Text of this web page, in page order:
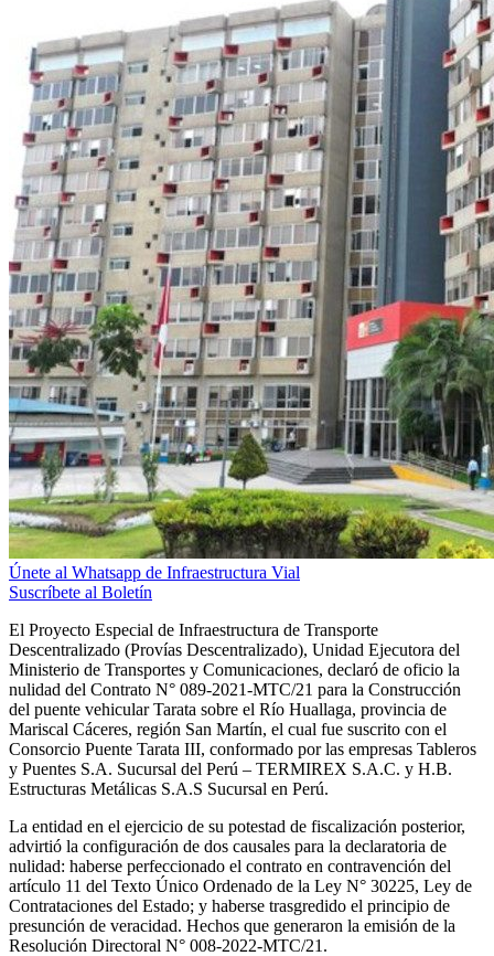
Únete al Whatsapp de Infraestructura Vial
Suscríbete al Boletín
El Proyecto Especial de Infraestructura de Transporte
Descentralizado (Provías Descentralizado), Unidad Ejecutora del
Ministerio de Transportes y Comunicaciones, declaró de oficio la
nulidad del Contrato N° 089-2021-MTC/21 para la Construcción
del puente vehicular Tarata sobre el Río Huallaga, provincia de
Mariscal Cáceres, región San Martín, el cual fue suscrito con el
Consorcio Puente Tarata III, conformado por las empresas Tableros
y Puentes S.A. Sucursal del Perú – TERMIREX S.A.C. y H.B.
Estructuras Metálicas S.A.S Sucursal en Perú.
La entidad en el ejercicio de su potestad de fiscalización posterior,
advirtió la configuración de dos causales para la declaratoria de
nulidad: haberse perfeccionado el contrato en contravención del
artículo 11 del Texto Único Ordenado de la Ley N° 30225, Ley de
Contrataciones del Estado; y haberse trasgredido el principio de
presunción de veracidad. Hechos que generaron la emisión de la
Resolución Directoral N° 008-2022-MTC/21.